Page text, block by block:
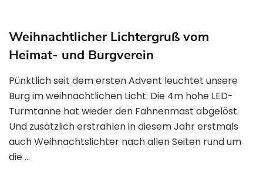
Weihnachtlicher Lichtergruß vom
Heimat- und Burgverein
Pünktlich seit dem ersten Advent leuchtet unsere
Burg im weihnachtlichen Licht: Die 4m hohe LED-
Turmtanne hat wieder den Fahnenmast abgelöst.
Und zusätzlich erstrahlen in diesem Jahr erstmals
auch Weihnachtslichter nach allen Seiten rund um
die …